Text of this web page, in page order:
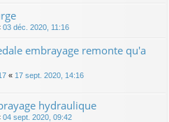
03 déc. 2020, 11:16
embrayage remonte qu'a
« 17 sept. 2020, 14:16
hydraulique
04 sept. 2020, 09:42